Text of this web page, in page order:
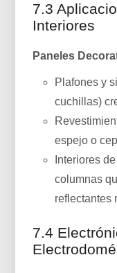
7.3
Interiores
Paneles
Plafones y
cuchillas)
espejo o
Interiores
columnas
reflectantes
7.4